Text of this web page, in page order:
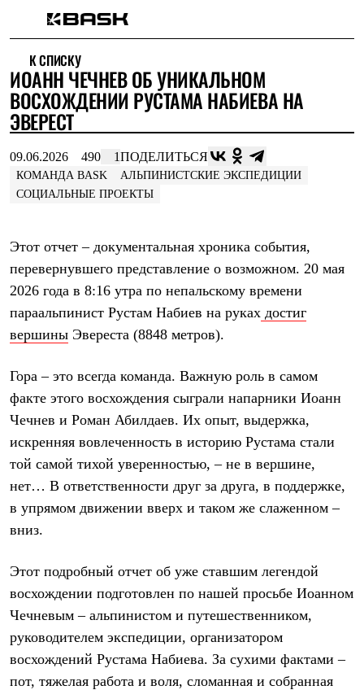
Интернет-магазин
Мужская одежда
Утепленная пухом
Куртки
Брюки
Комбинезоны
Утепленная синтетикой
Брюки
Брюки
Куртки
Брюки
Флисовая одежда
Куртки
Брюки
Термобелье
Теплое термобелье
Среднее термобелье
Легкое термобелье
Футболки
Рубашки
Толстовки
Брюки
Шорты
Женская одежда
Брюки
Утепленная синтетикой
Куртки
Брюки
Штормовая одежда
Куртки
Софтшелл одежда
К СПИСКУ
ИОАНН ЧЕЧНЕВ ОБ УНИКАЛЬНОМ
ВОСХОЖДЕНИИ РУСТАМА НАБИЕВА НА
ЭВЕРЕСТ
09.06.2026 490 1ПОДЕЛИТЬСЯ
КОМАНДА BASK
АЛЬПИНИСТСКИЕ ЭКСПЕДИЦИИ
СОЦИАЛЬНЫЕ ПРОЕКТЫ
Этот отчет – документальная хроника события,
перевернувшего представление о возможном. 20 мая
2026 года в 8:16 утра по непальскому времени
параальпинист Рустам Набиев на руках достиг
вершины Эвереста (8848 метров).
Гора – это всегда команда. Важную роль в самом
факте этого восхождения сыграли напарники Иоанн
Чечнев и Роман Абилдаев. Их опыт, выдержка,
искренняя вовлеченность в историю Рустама стали
той самой тихой уверенностью, – не в вершине,
нет… В ответственности друг за друга, в поддержке,
в упрямом движении вверх и таком же слаженном –
вниз.
Этот подробный отчет об уже ставшим легендой
восхождении подготовлен по нашей просьбе Иоанном
Чечневым – альпинистом и путешественником,
руководителем экспедиции, организатором
восхождений Рустама Набиева. За сухими фактами –
пот, тяжелая работа и воля, сломанная и собранная